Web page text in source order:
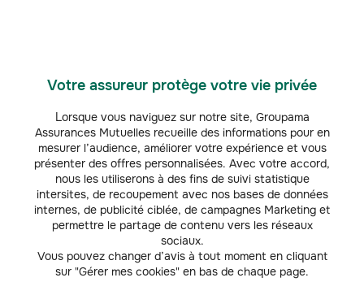
Votre assureur protège votre vie privée
Lorsque vous naviguez sur notre site, Groupama
Assurances Mutuelles recueille des informations pour en
mesurer l’audience, améliorer votre expérience et vous
présenter des offres personnalisées. Avec votre accord,
nous les utiliserons à des fins de suivi statistique
intersites, de recoupement avec nos bases de données
internes, de publicité ciblée, de campagnes Marketing et
permettre le partage de contenu vers les réseaux
sociaux.
Vous pouvez changer d’avis à tout moment en cliquant
sur "Gérer mes cookies" en bas de chaque page.
EXPLOITANTS AGRICOLES
Votre indemnisation en cas d'aléa climatique
En renseignant votre type de culture, votre surface, le rendement
et le prix de vente moyen, découvrez le montant des indemnités
que vous pourrez percevoir en cas de pertes de vos récoltes suite à
un aléa climatique.
Simuler mon indemnisation